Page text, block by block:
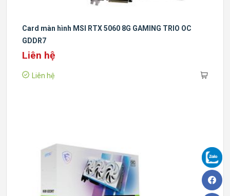
Card màn hình MSI RTX 5060 8G GAMING TRIO OC
GDDR7
Liên hệ
Liên hệ